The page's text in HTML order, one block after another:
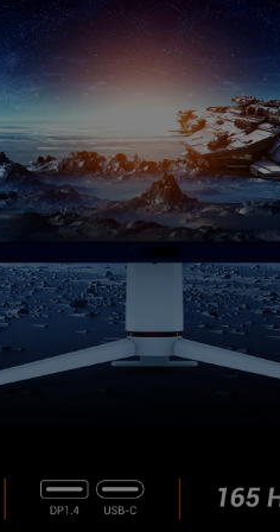
Ajustare 2D. keystone
verticală／orizontală
Reglare înălțime